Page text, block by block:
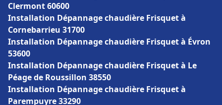
Clermont 60600
Installation Dépannage chaudière Frisquet à
Cornebarrieu 31700
Installation Dépannage chaudière Frisquet à Évron
53600
Installation Dépannage chaudière Frisquet à Le
Péage de Roussillon 38550
Installation Dépannage chaudière Frisquet à
Parempuyre 33290